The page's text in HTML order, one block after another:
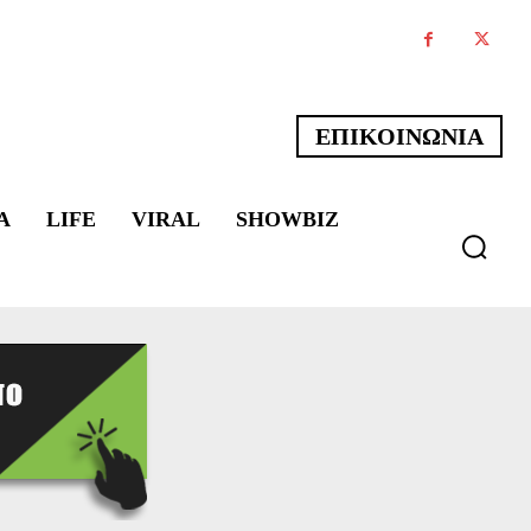
ΕΠΙΚΟΙΝΩΝΙΑ
LIFE VIRAL SHOWBIZ